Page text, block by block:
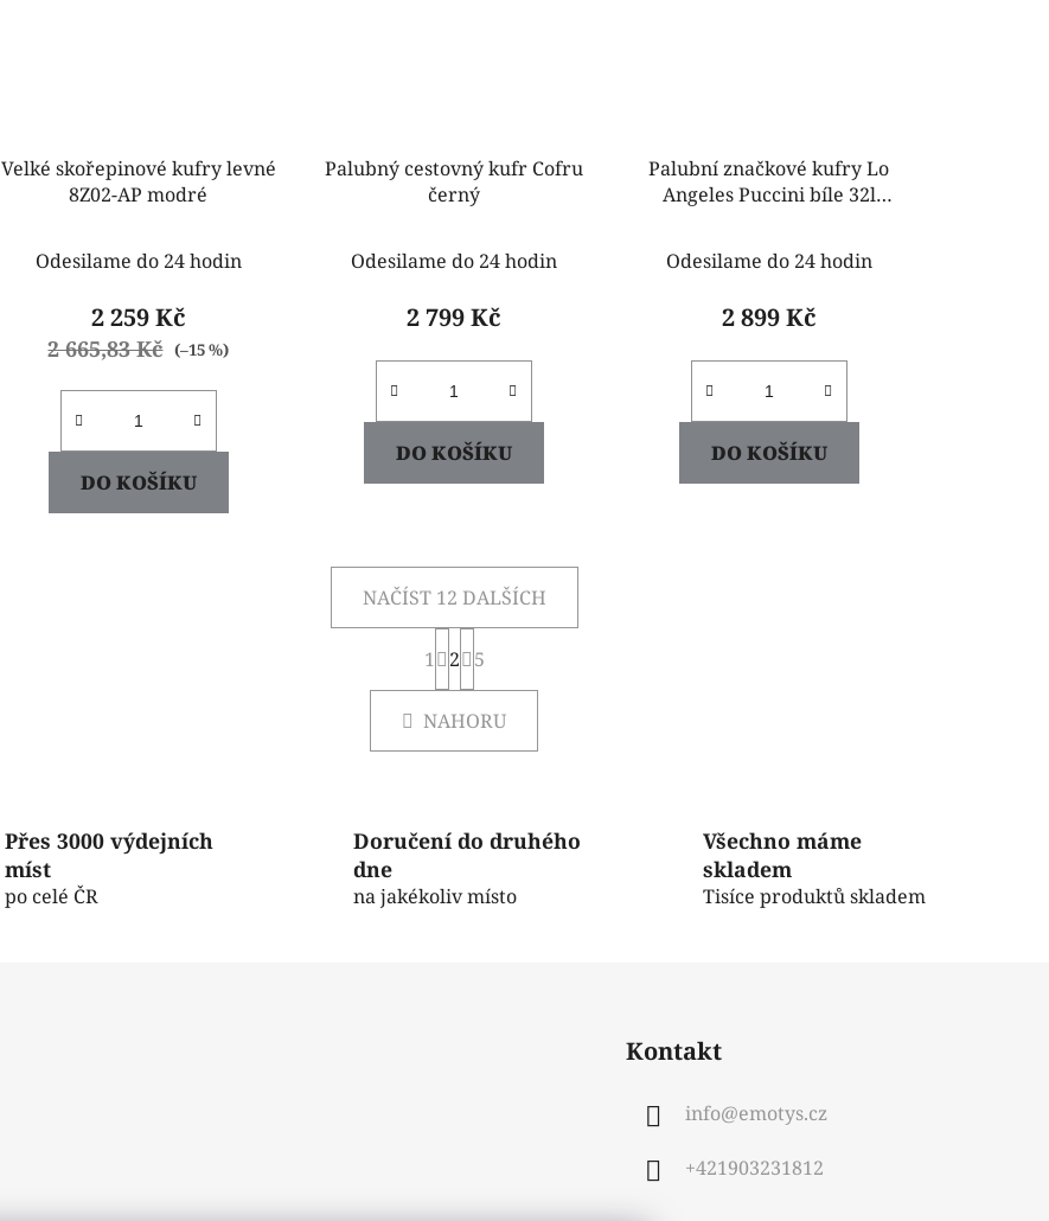
Velké skořepinové kufry levné
8Z02-AP modré
Odesilame do 24 hodin
2 259 Kč
2 665,83 Kč (–15 %)
DO KOŠÍKU
Palubný cestovný kufr Cofru
černý
Odesilame do 24 hodin
2 799 Kč
DO KOŠÍKU
Palubní značkové kufry Lo
Angeles Puccini bíle 32l
Odesilame do 24 hodin
2 899 Kč
DO KOŠÍKU
O
v
l
á
c
í
r
NAČÍST 12 DALŠÍCH
S
t
r
n
k
n
1 2 5
NAHORU
Přes 3000 výdejních
míst
po celé ČR
Doručení do druhého
dne
na jakékoliv místo
Všechno máme
skladem
Tisíce produktů skladem
Kontakt
info@emotys.cz
+421903231812